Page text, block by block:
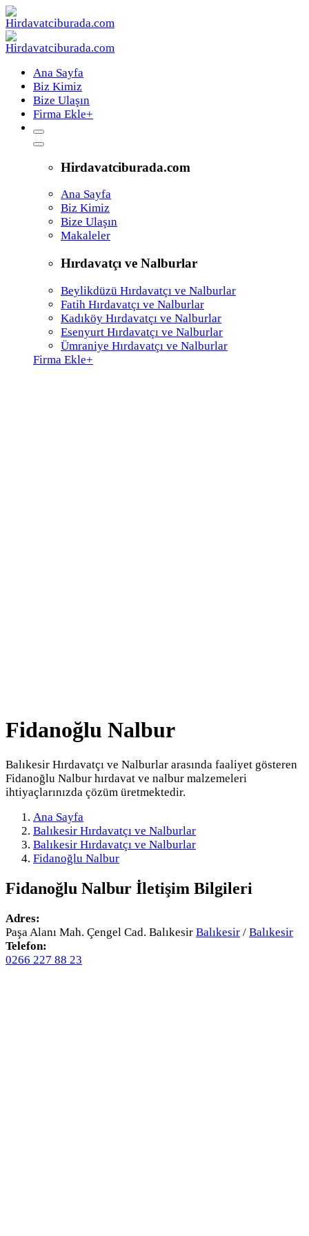
Ana Sayfa
Biz Kimiz
Bize Ulaşın
Firma Ekle+
Hirdavatciburada.com
Ana Sayfa
Biz Kimiz
Bize Ulaşın
Makaleler
Hırdavatçı ve Nalburlar
Beylikdüzü Hırdavatçı ve Nalburlar
Fatih Hırdavatçı ve Nalburlar
Kadıköy Hırdavatçı ve Nalburlar
Esenyurt Hırdavatçı ve Nalburlar
Ümraniye Hırdavatçı ve Nalburlar
Firma Ekle+
Fidanoğlu Nalbur
Balıkesir Hırdavatçı ve Nalburlar arasında faaliyet gösteren
Fidanoğlu Nalbur hırdavat ve nalbur malzemeleri
ihtiyaçlarınızda çözüm üretmektedir.
Ana Sayfa
Balıkesir Hırdavatçı ve Nalburlar
Balıkesir Hırdavatçı ve Nalburlar
Fidanoğlu Nalbur
Fidanoğlu Nalbur İletişim Bilgileri
Adres:
Paşa Alanı Mah. Çengel Cad. Balıkesir Balıkesir / Balıkesir
Telefon:
0266 227 88 23